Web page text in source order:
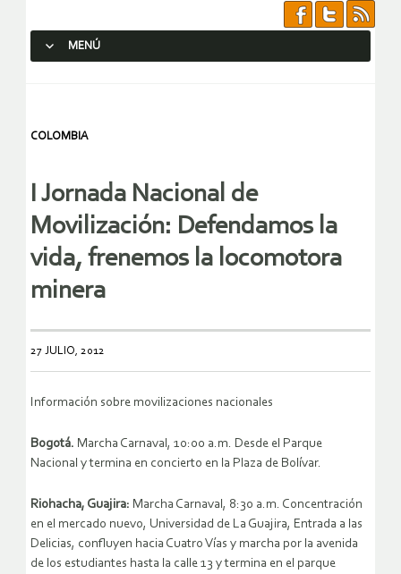
MENÚ
COLOMBIA
I Jornada Nacional de
Movilización: Defendamos la
vida, frenemos la locomotora
minera
27 JULIO, 2012
Información sobre movilizaciones nacionales
Bogotá. Marcha Carnaval, 10:00 a.m. Desde el Parque
Nacional y termina en concierto en la Plaza de Bolívar.
Riohacha, Guajira: Marcha Carnaval, 8:30 a.m. Concentración
en el mercado nuevo, Universidad de La Guajira, Entrada a las
Delicias, confluyen hacia Cuatro Vías y marcha por la avenida
de los estudiantes hasta la calle 13 y termina en el parque